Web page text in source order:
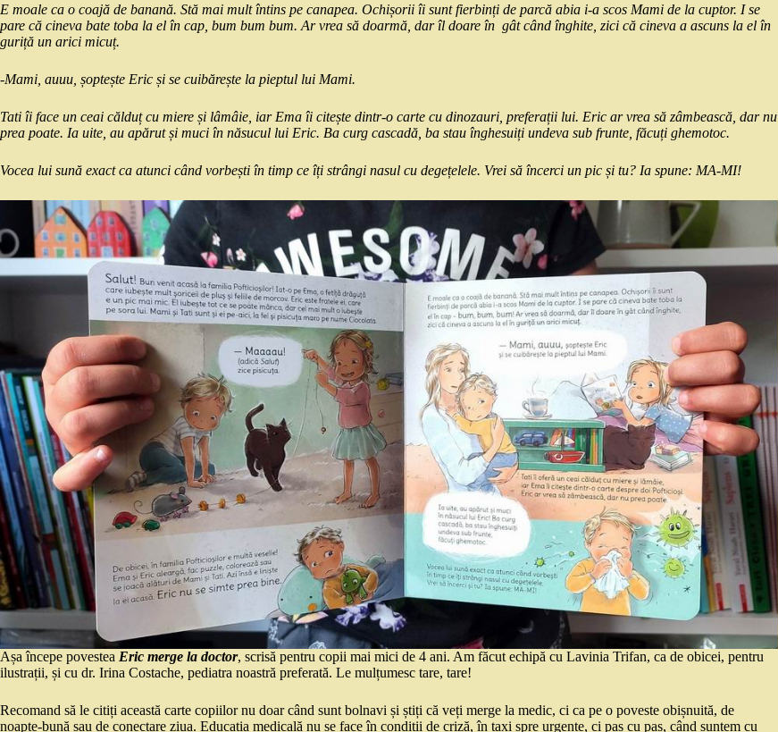
E moale ca o coajă de banană. Stă mai mult întins pe canapea. Ochișorii îi sunt fierbinți de parcă abia i-a scos Mami de la cuptor. I se
pare că cineva bate toba la el în cap, bum bum bum. Ar vrea să doarmă, dar îl doare în gât când înghite, zici că cineva a ascuns la el în
guriță un arici micuț.
-Mami, auuu, șoptește Eric și se cuibărește la pieptul lui Mami.
Tati îi face un ceai călduț cu miere și lâmâie, iar Ema îi citește dintr-o carte cu dinozauri, preferații lui. Eric ar vrea să zâmbească, dar nu
prea poate. Ia uite, au apărut și muci în năsucul lui Eric. Ba curg cascadă, ba stau înghesuiți undeva sub frunte, făcuți ghemotoc.
Vocea lui sună exact ca atunci când vorbești în timp ce îți strângi nasul cu degețelele. Vrei să încerci un pic și tu? Ia spune: MA-MI!
Așa începe povestea Eric merge la doctor, scrisă pentru copii mai mici de 4 ani. Am făcut echipă cu Lavinia Trifan, ca de obicei, pentru
ilustrații, și cu dr. Irina Costache, pediatra noastră preferată. Le mulțumesc tare, tare!
Recomand să le citiți această carte copiilor nu doar când sunt bolnavi și știți că veți merge la medic, ci ca pe o poveste obișnuită, de
noapte-bună sau de conectare ziua. Educația medicală nu se face în condiții de criză, în taxi spre urgențe, ci pas cu pas, când suntem cu